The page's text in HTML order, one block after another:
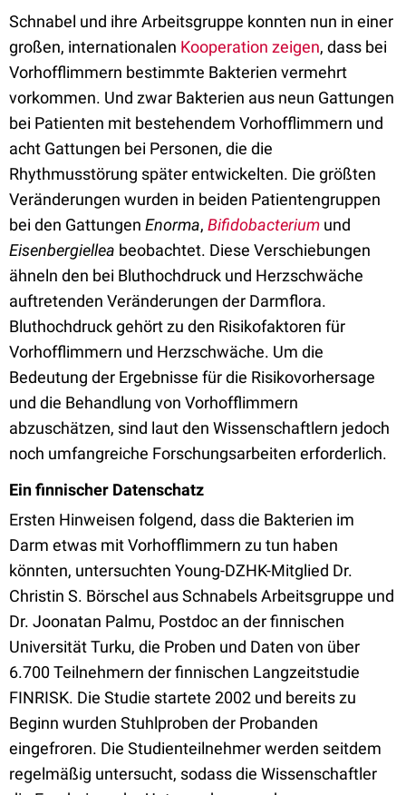
Schnabel und ihre Arbeitsgruppe konnten nun in einer
großen, internationalen Kooperation zeigen, dass bei
Vorhofflimmern bestimmte Bakterien vermehrt
vorkommen. Und zwar Bakterien aus neun Gattungen
bei Patienten mit bestehendem Vorhofflimmern und
acht Gattungen bei Personen, die die
Rhythmusstörung später entwickelten. Die größten
Veränderungen wurden in beiden Patientengruppen
bei den Gattungen Enorma, Bifidobacterium und
Eisenbergiellea beobachtet. Diese Verschiebungen
ähneln den bei Bluthochdruck und Herzschwäche
auftretenden Veränderungen der Darmflora.
Bluthochdruck gehört zu den Risikofaktoren für
Vorhofflimmern und Herzschwäche. Um die
Bedeutung der Ergebnisse für die Risikovorhersage
und die Behandlung von Vorhofflimmern
abzuschätzen, sind laut den Wissenschaftlern jedoch
noch umfangreiche Forschungsarbeiten erforderlich.
Ein finnischer Datenschatz
Ersten Hinweisen folgend, dass die Bakterien im
Darm etwas mit Vorhofflimmern zu tun haben
könnten, untersuchten Young-DZHK-Mitglied Dr.
Christin S. Börschel aus Schnabels Arbeitsgruppe und
Dr. Joonatan Palmu, Postdoc an der finnischen
Universität Turku, die Proben und Daten von über
6.700 Teilnehmern der finnischen Langzeitstudie
FINRISK. Die Studie startete 2002 und bereits zu
Beginn wurden Stuhlproben der Probanden
eingefroren. Die Studienteilnehmer werden seitdem
regelmäßig untersucht, sodass die Wissenschaftler